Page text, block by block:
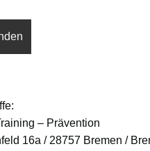
– Prävention
16a / 28757 Bremen /